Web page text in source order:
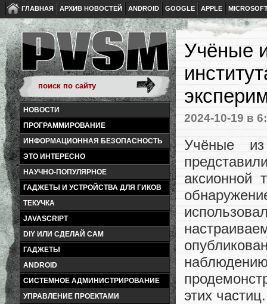
ГЛАВНАЯ АРХИВ НОВОСТЕЙ ANDROID GOOGLE APPLE
НОВОСТИ
ПРОГРАММИРОВАНИЕ
ИНФОРМАЦИОННАЯ БЕЗОПАСНОСТЬ
ЭТО ИНТЕРЕСНО
НАУЧНО-ПОПУЛЯРНОЕ
ГАДЖЕТЫ И УСТРОЙСТВА ДЛЯ ГИКОВ
ТЕКУЧКА
JAVASCRIPT
DIY ИЛИ СДЕЛАЙ САМ
ГАДЖЕТЫ
ANDROID
СИСТЕМНОЕ АДМИНИСТРИРОВАНИЕ
УПРАВЛЕНИЕ ПРОЕКТАМИ
Учёные
2024-10-19 в
Учёные из
аксионной
этих частиц.